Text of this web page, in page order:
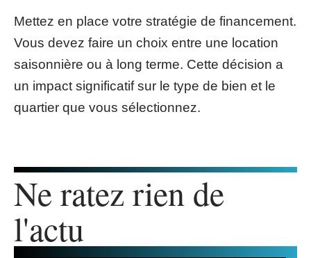
Mettez en place votre stratégie de financement.
Vous devez faire un choix entre une location
saisonnière ou à long terme. Cette décision a
un impact significatif sur le type de bien et le
quartier que vous sélectionnez.
Ne ratez rien de
l'actu